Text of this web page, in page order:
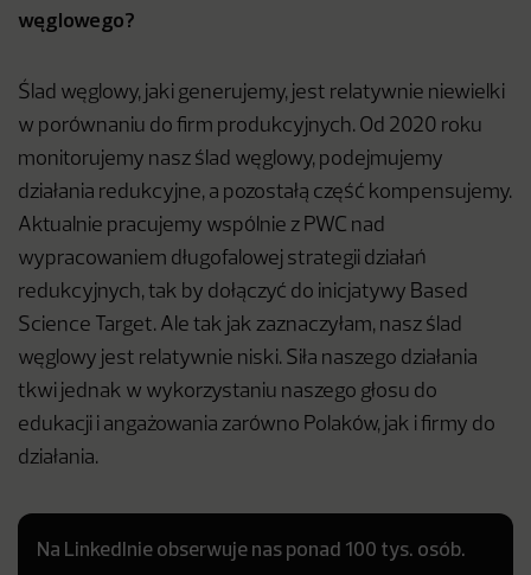
węglowego?
Ślad węglowy, jaki generujemy, jest relatywnie niewielki
w porównaniu do firm produkcyjnych. Od 2020 roku
monitorujemy nasz ślad węglowy, podejmujemy
działania redukcyjne, a pozostałą część kompensujemy.
Aktualnie pracujemy wspólnie z PWC nad
wypracowaniem długofalowej strategii działań
redukcyjnych, tak by dołączyć do inicjatywy Based
Science Target. Ale tak jak zaznaczyłam, nasz ślad
węglowy jest relatywnie niski. Siła naszego działania
tkwi jednak w wykorzystaniu naszego głosu do
edukacji i angażowania zarówno Polaków, jak i firmy do
działania.
Na LinkedInie obserwuje nas ponad 100 tys. osób.